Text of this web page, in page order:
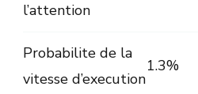
l’attention
Probabilite de la
vitesse d’execution
1.3%